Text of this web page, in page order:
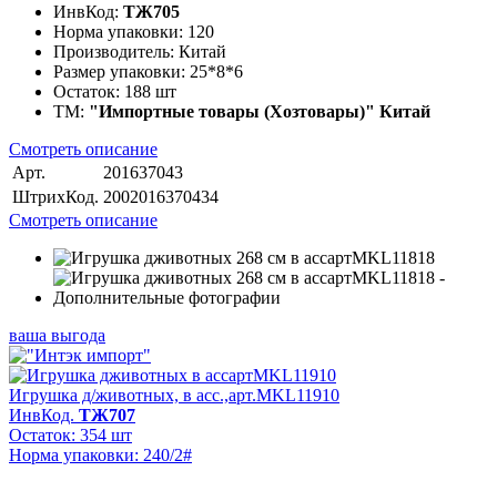
ИнвКод: ТЖ705
Норма упаковки: 120
Производитель: Китай
Размер упаковки: 25*8*6
Остаток: 188 шт
ТМ: "Импортные товары (Хозтовары)" Китай
Смотреть описание
Арт.
201637043
ШтрихКод. 2002016370434
Смотреть описание
ваша выгода
Игрушка д/животных, в асс.,арт.MKL11910
ИнвКод. ТЖ707
Остаток: 354 шт
Норма упаковки: 240/2#